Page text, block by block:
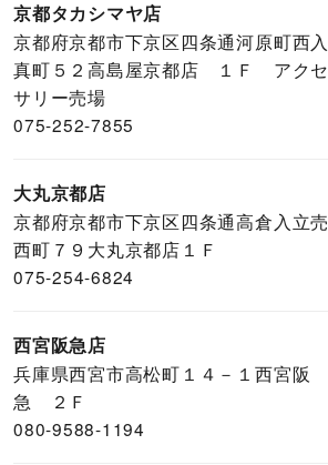
京都タカシマヤ店
京都府京都市下京区四条通河原町西入
真町５２高島屋京都店 １Ｆ アクセ
サリー売場
075-252-7855
大丸京都店
京都府京都市下京区四条通高倉入立売
西町７９大丸京都店１Ｆ
075-254-6824
西宮阪急店
兵庫県西宮市高松町１４－１西宮阪
急 ２Ｆ
080-9588-1194